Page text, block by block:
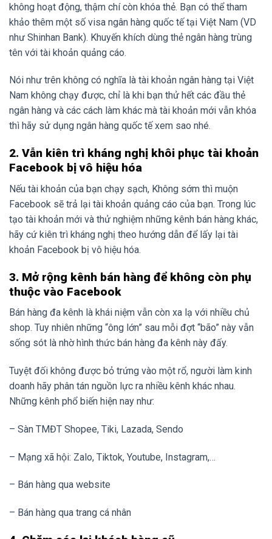
không hoạt động, thậm chí còn khóa thẻ. Bạn có thể tham
khảo thêm một số visa ngân hàng quốc tế tại Việt Nam (VD
như Shinhan Bank). Khuyến khích dùng thẻ ngân hàng trùng
tên với tài khoản quảng cáo.
Nói như trên không có nghĩa là tài khoản ngân hàng tại Việt
Nam không chạy được, chỉ là khi bạn thử hết các đầu thẻ
ngân hàng và các cách làm khác mà tài khoản mới vẫn khóa
thì hãy sử dụng ngân hàng quốc tế xem sao nhé.
2. Vẫn kiên trì kháng nghị khôi phục tài khoản
Facebook bị vô hiệu hóa
Nếu tài khoản của bạn chạy sạch, Không sớm thì muộn
Facebook sẽ trả lại tài khoản quảng cáo của bạn. Trong lúc
tạo tài khoản mới và thử nghiệm những kênh bán hàng khác,
hãy cứ kiên trì kháng nghị theo hướng dẫn để lấy lại tài
khoản Facebook bị vô hiệu hóa.
3. Mở rộng kênh bán hàng để không còn phụ
thuộc vào Facebook
Bán hàng đa kênh là khái niệm vẫn còn xa lạ với nhiều chủ
shop. Tuy nhiên những “ông lớn” sau mỗi đợt “bão” này vẫn
sống sót là nhờ hình thức bán hàng đa kênh này đấy.
Tuyệt đối không được bỏ trứng vào một rổ, người làm kinh
doanh hãy phân tán nguồn lực ra nhiều kênh khác nhau.
Những kênh phổ biến hiện nay như:
– Sàn TMĐT Shopee, Tiki, Lazada, Sendo
– Mạng xã hội: Zalo, Tiktok, Youtube, Instagram,…
– Bán hàng qua website
– Bán hàng qua trang cá nhân